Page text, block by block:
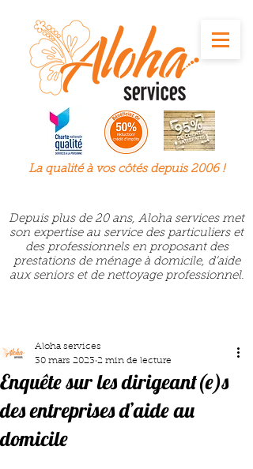
La qualité à voscôtés depuis 2006 !
Depuis plus de 20 ans, Aloha services met
son expertise au service des particuliers et
des professionnels en proposant des
prestations de ménage à domicile, d’aide
aux seniors et de nettoyage professionnel.
Enquête sur les dirigeant(e)s
des entreprises d’aide au
domicile
Aloha services
30 mars 2023 2 min de lecture